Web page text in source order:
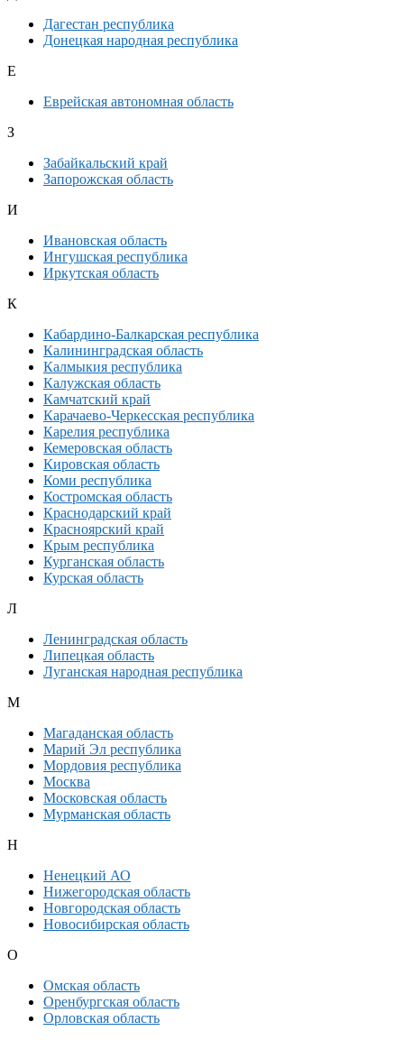
Дагестан республика
Донецкая народная республика
Е
Еврейская автономная область
З
Забайкальский край
Запорожская область
И
Ивановская область
Ингушская республика
Иркутская область
К
Кабардино-Балкарская республика
Калининградская область
Калмыкия республика
Калужская область
Камчатский край
Карачаево-Черкесская республика
Карелия республика
Кемеровская область
Кировская область
Коми республика
Костромская область
Краснодарский край
Красноярский край
Крым республика
Курганская область
Курская область
Л
Ленинградская область
Липецкая область
Луганская народная республика
М
Магаданская область
Марий Эл республика
Мордовия республика
Москва
Московская область
Мурманская область
Н
Ненецкий АО
Нижегородская область
Новгородская область
Новосибирская область
О
Омская область
Оренбургская область
Орловская область